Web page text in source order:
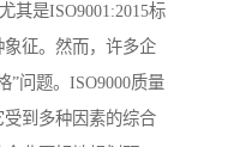
其是ISO9001:2015标
征。然而，许多企
”问题。ISO9000质量
到多种因素的综合